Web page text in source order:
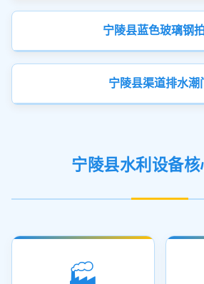
宁陵县蓝色玻璃钢拍
宁陵县渠道排水潮
宁陵县水利设备